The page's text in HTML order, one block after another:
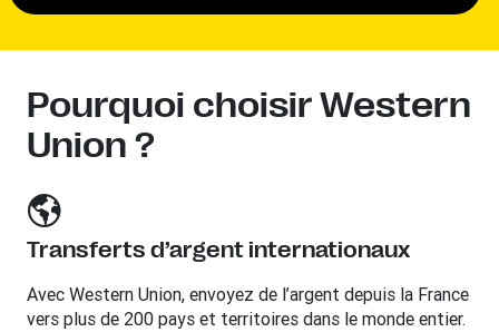
Pourquoi choisir Western
Union ?
Transferts d’argent internationaux
Avec Western Union, envoyez de l’argent depuis la France
vers plus de 200 pays et territoires dans le monde entier.